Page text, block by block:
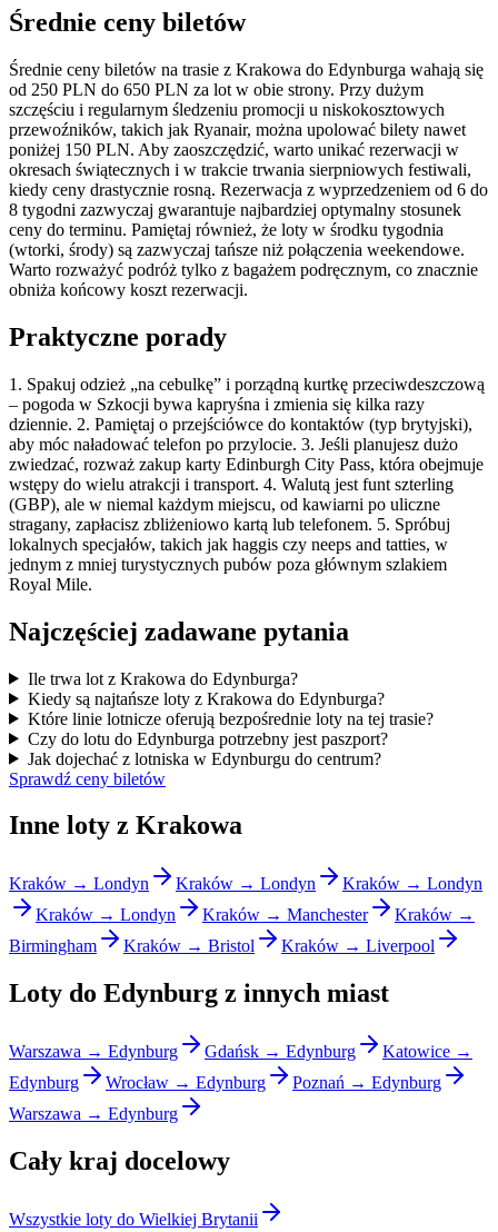
Średnie ceny biletów
Średnie ceny biletów na trasie z Krakowa do Edynburga wahają się
od 250 PLN do 650 PLN za lot w obie strony. Przy dużym
szczęściu i regularnym śledzeniu promocji u niskokosztowych
przewoźników, takich jak Ryanair, można upolować bilety nawet
poniżej 150 PLN. Aby zaoszczędzić, warto unikać rezerwacji w
okresach świątecznych i w trakcie trwania sierpniowych festiwali,
kiedy ceny drastycznie rosną. Rezerwacja z wyprzedzeniem od 6 do
8 tygodni zazwyczaj gwarantuje najbardziej optymalny stosunek
ceny do terminu. Pamiętaj również, że loty w środku tygodnia
(wtorki, środy) są zazwyczaj tańsze niż połączenia weekendowe.
Warto rozważyć podróż tylko z bagażem podręcznym, co znacznie
obniża końcowy koszt rezerwacji.
Praktyczne porady
1. Spakuj odzież „na cebulkę” i porządną kurtkę przeciwdeszczową
– pogoda w Szkocji bywa kapryśna i zmienia się kilka razy
dziennie. 2. Pamiętaj o przejściówce do kontaktów (typ brytyjski),
aby móc naładować telefon po przylocie. 3. Jeśli planujesz dużo
zwiedzać, rozważ zakup karty Edinburgh City Pass, która obejmuje
wstępy do wielu atrakcji i transport. 4. Walutą jest funt szterling
(GBP), ale w niemal każdym miejscu, od kawiarni po uliczne
stragany, zapłacisz zbliżeniowo kartą lub telefonem. 5. Spróbuj
lokalnych specjałów, takich jak haggis czy neeps and tatties, w
jednym z mniej turystycznych pubów poza głównym szlakiem
Royal Mile.
Najczęściej zadawane pytania
Ile trwa lot z Krakowa do Edynburga?
Kiedy są najtańsze loty z Krakowa do Edynburga?
Które linie lotnicze oferują bezpośrednie loty na tej trasie?
Czy do lotu do Edynburga potrzebny jest paszport?
Jak dojechać z lotniska w Edynburgu do centrum?
Sprawdź ceny biletów
Inne loty z Krakowa
Kraków → Londyn Kraków → Londyn
Kraków → Londyn
Kraków → Londyn
Kraków → Manchester
Kraków →
Birmingham
Kraków → Bristol Kraków → Liverpool
Loty do Edynburg z innych miast
Warszawa → Edynburg Gdańsk → Edynburg
Katowice →
Edynburg
Wrocław → Edynburg
Poznań → Edynburg
Warszawa → Edynburg
Cały kraj docelowy
Wszystkie loty do Wielkiej Brytanii